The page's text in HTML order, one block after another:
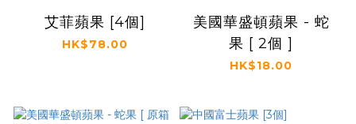
艾菲蘋果 [4個]
HK$78.00
美國華盛頓蘋果 - 蛇
果 [ 2個 ]
HK$18.00